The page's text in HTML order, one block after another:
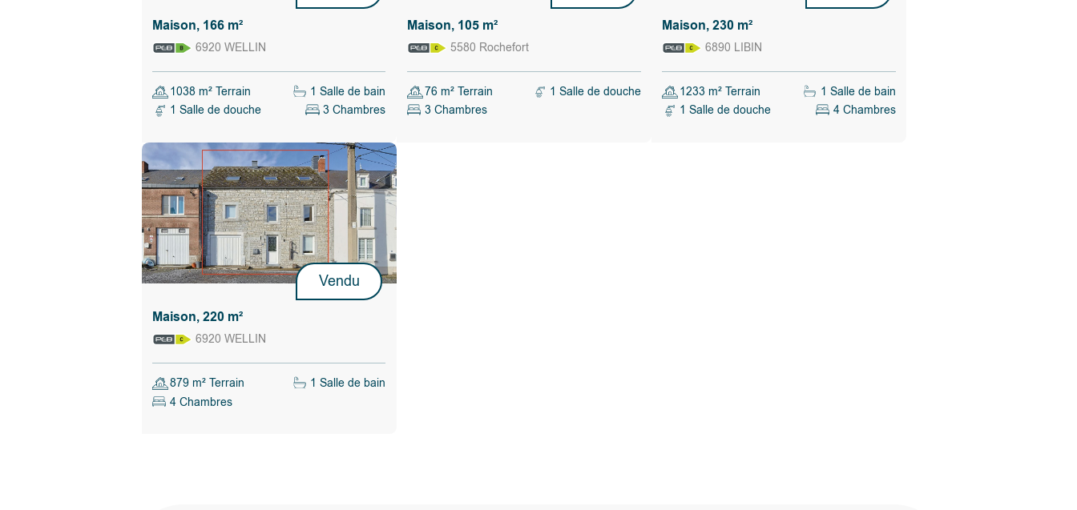
- RC net 614 euros, la réduction des droits
d'enregistrements est donc possible (sous réserve de la
confirmation du revenu cadastral par l'administration
Le propriétaire vendeur du bien dispose de la
faculté, de manière totalement libre et autonome, de
vendre ou ne pas vendre. S’il décide de vendre, il
mais choisit celle qui lui convient le mieux au regard
de ses propres critères (montant de l’offre,
conditions suspensives, délai de signature,…).
Calculer les droits d'enregistrement
Maison, 166 m²
6920 WELLIN
1038 m² Terrain
1 Salle de bain
1 Salle de douche
3 Chambres
Maison, 105 m²
5580 Rochefort
76 m² Terrain
1 Salle de douche
3 Chambres
Maison, 230 m²
6890 LIBIN
1233 m² Terrain
1 Salle de bain
1 Salle de douche
4 Chambres
Vendu
Maison, 220 m²
6920 WELLIN
879 m² Terrain
1 Salle de bain
4 Chambres